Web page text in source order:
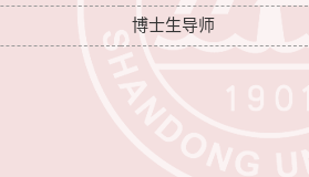
博士生导师